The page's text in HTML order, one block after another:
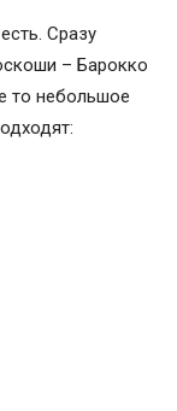
Сразу
– Барокко
то небольшое